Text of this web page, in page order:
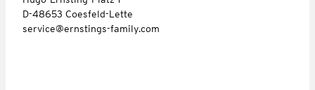
D-48653 Coesfeld-Lette
service@ernstings-family.com